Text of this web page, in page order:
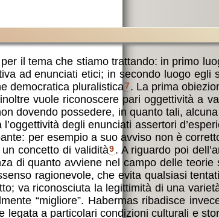
il tema che stiamo trattando: in primo
ad enunciati etici; in secondo luogo egli
democratica pluralistica7. La prima
vuole riconoscere pari oggettività a
dovendo possedere, in quanto tali,
degli enunciati assertori
per esempio a suo avviso non è
concetto di validità9. A riguardo poi
di quanto avviene nel campo delle
ragionevole, che evita qualsiasi
va riconosciuta la legittimità di una
“migliore”. Habermas ribadisce
legata a particolari condizioni culturali e